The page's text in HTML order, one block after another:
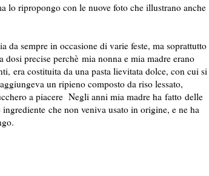
lo ripropongo con le nuove foto che illustrano anche
da sempre in occasione di varie feste, ma soprattutto
precise perchè mia nonna e mia madre erano
era costituita da una pasta lievitata dolce, con cui si
un ripieno composto da riso lessato,
a piacere Negli anni mia madre ha fatto delle
che non veniva usato in origine, e ne ha